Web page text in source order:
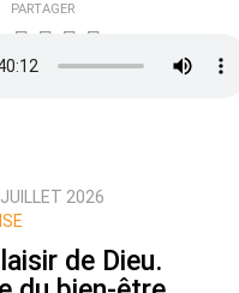
par email
PARTAGER
2026
de Dieu.